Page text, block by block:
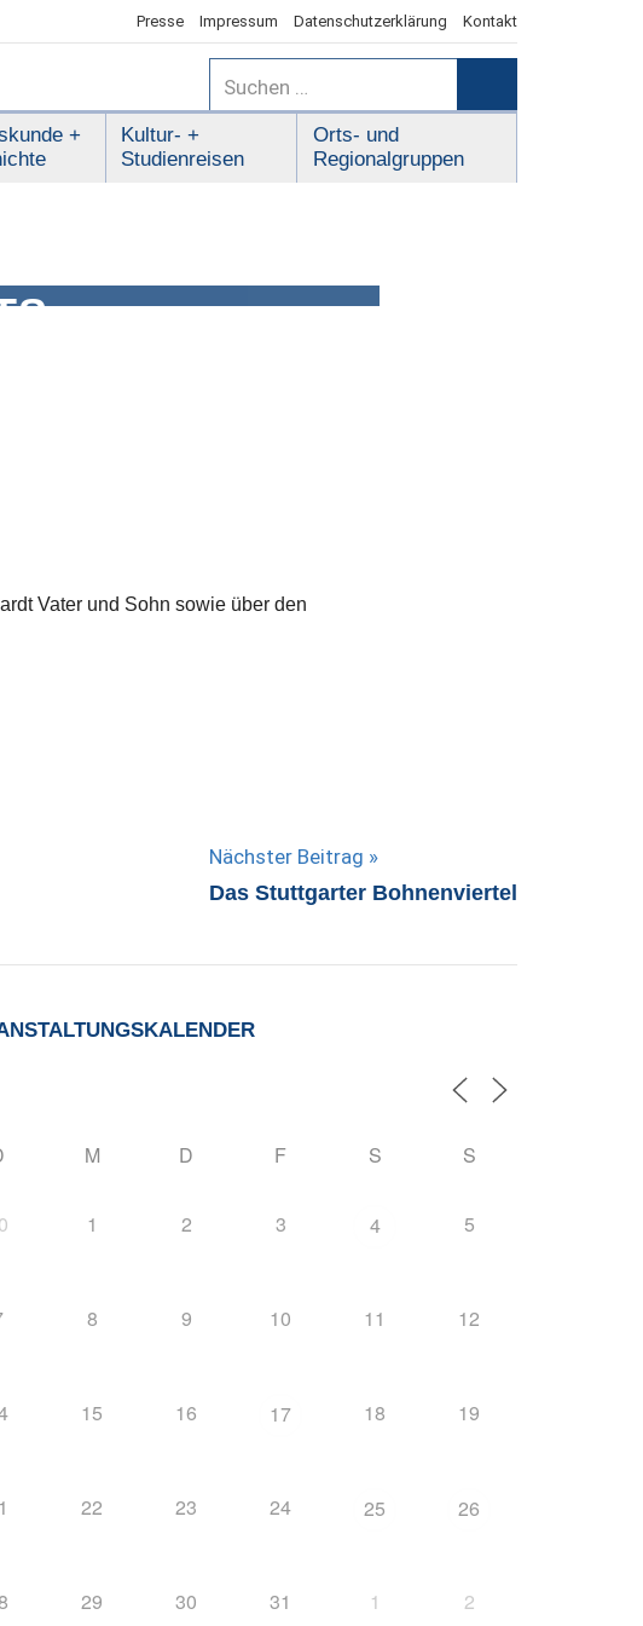
Presse Impressum Datenschutzerklärung Kontakt
Suchen
nach:
+
Kultur- +
Studienreisen
Orts- und
Regionalgruppen
Vater und Sohn sowie über den
Nächster Beitrag
Das Stuttgarter Bohnenviertel
M D F S S
1 2 3 4 5
8 9 10 11 12
15 16 17 18 19
22 23 24 25 26
29 30 31 1 2